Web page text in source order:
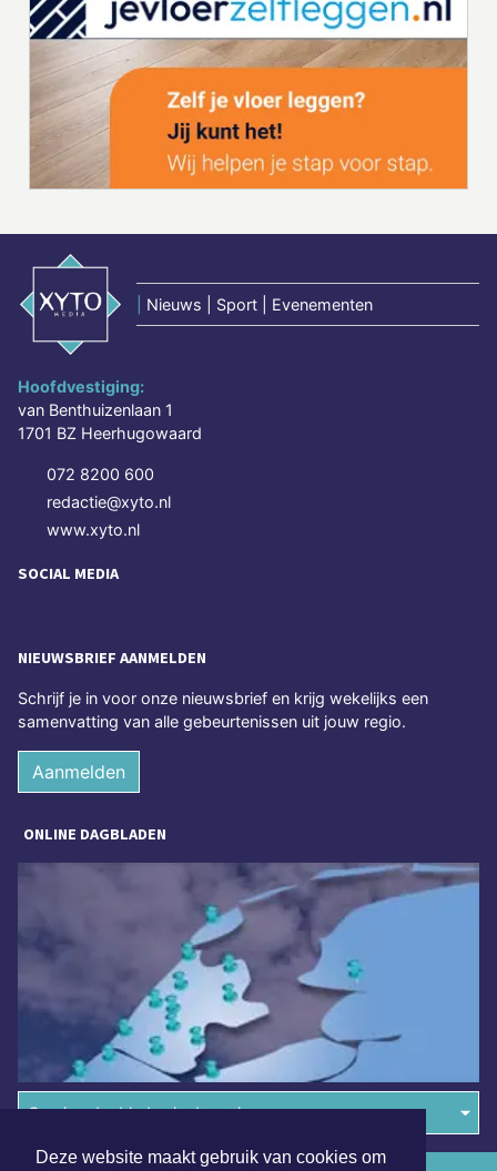
Deze website maakt gebruik van cookies om
Nieuws | Sport | Evenementen
Hoofdvestiging:
van Benthuizenlaan 1
1701 BZ Heerhugowaard
072 8200 600
redactie@xyto.nl
www.xyto.nl
SOCIAL MEDIA
NIEUWSBRIEF AANMELDEN
Schrijf je in voor onze nieuwsbrief en krijg wekelijks een
samenvatting van alle gebeurtenissen uit jouw regio.
Aanmelden
ONLINE DAGBLADEN
Overige dagbladen in de regio